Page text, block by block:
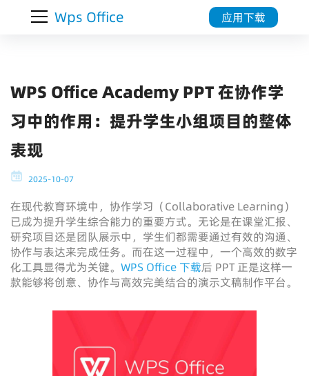
Wps Office 应用下载
WPS Office Academy PPT 在协作学
习中的作用：提升学生小组项目的整体
表现
2025-10-07
在现代教育环境中，协作学习（Collaborative Learning）
已成为提升学生综合能力的重要方式。无论是在课堂汇报、
研究项目还是团队展示中，学生们都需要通过有效的沟通、
协作与表达来完成任务。而在这一过程中，一个高效的数字
化工具显得尤为关键。 WPS Office 下载后 PPT 正是这样一
款能够将创意、协作与高效完美结合的演示文稿制作平台。